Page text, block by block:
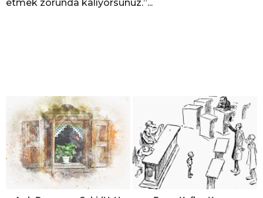
etmek zorunda kalıyorsunuz.”...